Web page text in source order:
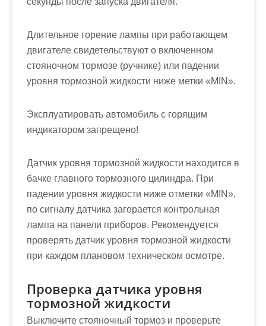
Длительное горение лампы при работающем
двигателе свидетельствуют о включенном
стояночном тормозе (ручнике) или падении
уровня тормозной жидкости ниже метки «MIN».
Эксплуатировать автомобиль с горящим
индикатором запрещено!
Датчик уровня тормозной жидкости находится в
бачке главного тормозного цилиндра. При
падении уровня жидкости ниже отметки «MIN»,
по сигналу датчика загорается контрольная
лампа на панели приборов. Рекомендуется
проверять датчик уровня тормозной жидкости
при каждом плановом техническом осмотре.
Проверка датчика уровня
тормозной жидкости
Выключите стояночный тормоз и проверьте